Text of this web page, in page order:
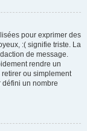
pour exprimer des
:( signifie triste. La
de message.
rendre un
ou simplement
défini un nombre